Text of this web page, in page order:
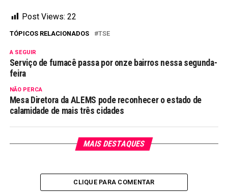
Post Views: 22
TÓPICOS RELACIONADOS TSE
A SEGUIR
Serviço de fumacê passa por onze bairros nessa segunda-
feira
NÃO PERCA
Mesa Diretora da ALEMS pode reconhecer o estado de
calamidade de mais três cidades
MAIS DESTAQUES
CLIQUE PARA COMENTAR